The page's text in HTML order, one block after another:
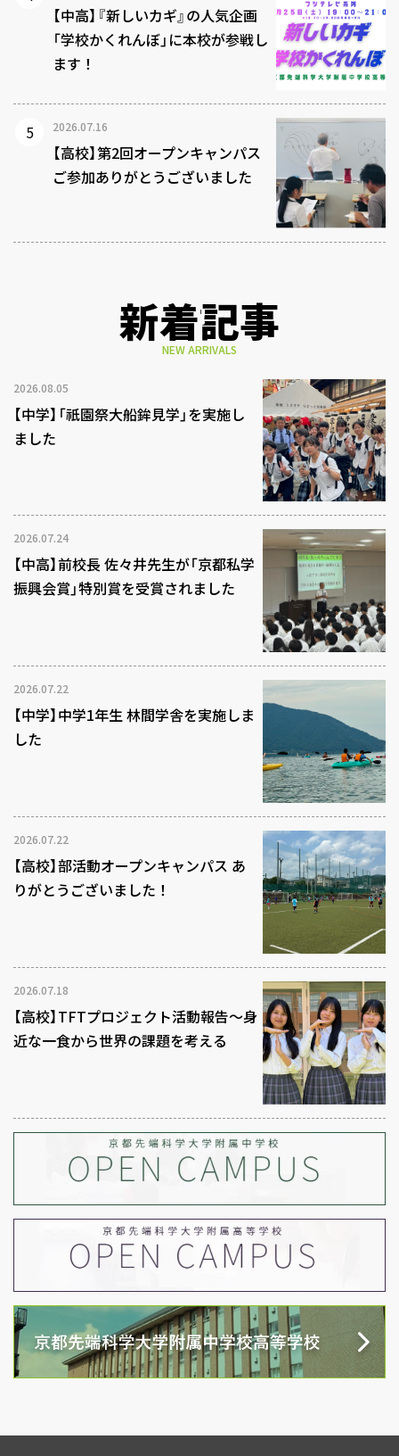
【中高】『新しいカギ』の人気企画
「学校かくれんぼ」に本校が参戦し
ます！
2026.07.16
【高校】第2回オープンキャンパス
ご参加ありがとうございました
新着記事
NEW ARRIVALS
2026.08.05
【中学】「祇園祭大船鉾見学」を実施し
ました
2026.07.24
【中高】前校長 佐々井先生が「京都私学
振興会賞」特別賞を受賞されました
2026.07.22
【中学】中学1年生 林間学舎を実施しま
した
2026.07.22
【高校】部活動オープンキャンパス あ
りがとうございました！
2026.07.18
【高校】TFTプロジェクト活動報告～身
近な一食から世界の課題を考える